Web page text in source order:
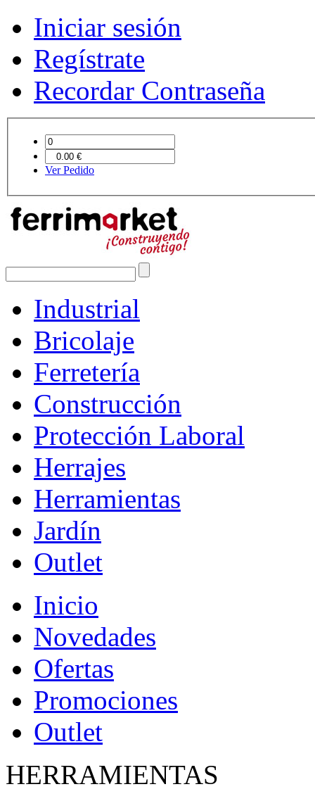
Iniciar sesión
Regístrate
Recordar Contraseña
Ver Pedido
Industrial
Bricolaje
Ferretería
Construcción
Protección Laboral
Herrajes
Herramientas
Jardín
Outlet
Inicio
Novedades
Ofertas
Promociones
Outlet
HERRAMIENTAS